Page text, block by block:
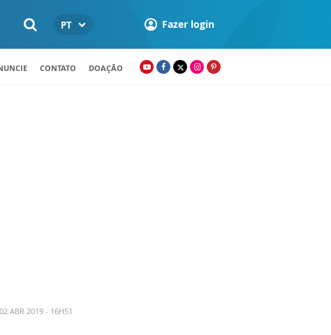
PT Fazer login
CONTATO DOAÇÃO
ABR 2019 - 16H51